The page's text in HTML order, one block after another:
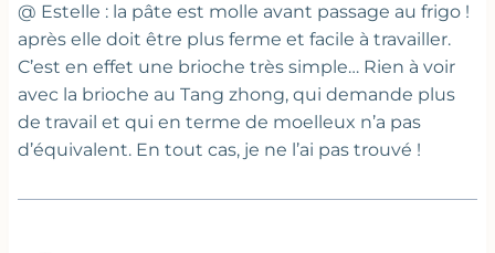
@ Estelle : la pâte est molle avant passage au frigo !
après elle doit être plus ferme et facile à travailler.
C’est en effet une brioche très simple… Rien à voir
avec la brioche au Tang zhong, qui demande plus
de travail et qui en terme de moelleux n’a pas
d’équivalent. En tout cas, je ne l’ai pas trouvé !